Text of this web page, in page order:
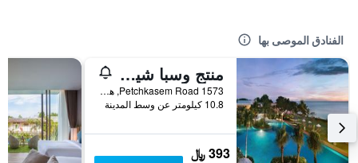
الفنادق الموصى بها
منتج وسبا شيراتون هوا هين
1573 Petchkasem Road, هوا هين, تايلاند
10.8 كيلومتر عن وسط المدينة
393 ﷼